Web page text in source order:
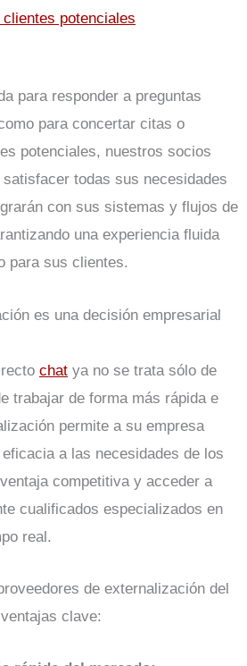
potenciales
para responder a preguntas
para concertar citas o
potenciales, nuestros socios
todas sus necesidades
con sus sistemas y flujos de
una experiencia fluida
para sus clientes.
es una decisión empresarial
chat ya no se trata sólo de
trabajar de forma más rápida e
permite a su empresa
a las necesidades de los
competitiva y acceder a
cualificados especializados en
real.
de externalización del
clave: